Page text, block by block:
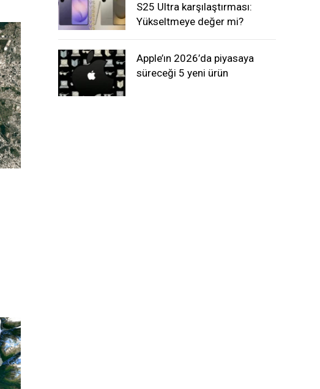
S25 Ultra karşılaştırması:
Yükseltmeye değer mi?
Apple’ın 2026’da piyasaya
süreceği 5 yeni ürün